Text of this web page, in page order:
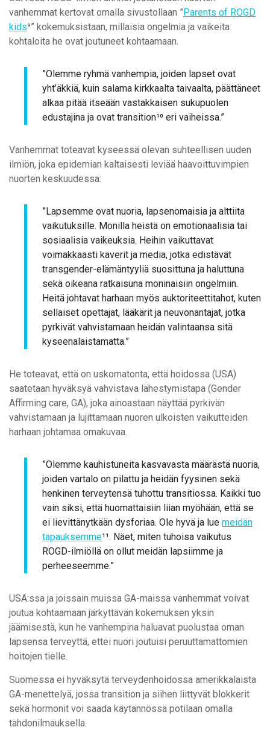
vanhemmat kertovat omalla sivustollaan ”Parents of ROGD
kids⁹” kokemuksistaan, millaisia ongelmia ja vaikeita
kohtaloita he ovat joutuneet kohtaamaan.
”Olemme ryhmä vanhempia, joiden lapset ovat
yht’äkkiä, kuin salama kirkkaalta taivaalta, päättäneet
alkaa pitää itseään vastakkaisen sukupuolen
edustajina ja ovat transition¹⁰ eri vaiheissa.”
Vanhemmat toteavat kyseessä olevan suhteellisen uuden
ilmiön, joka epidemian kaltaisesti leviää haavoittuvimpien
nuorten keskuudessa:
”Lapsemme ovat nuoria, lapsenomaisia ja alttiita
vaikutuksille. Monilla heistä on emotionaalisia tai
sosiaalisia vaikeuksia. Heihin vaikuttavat
voimakkaasti kaverit ja media, jotka edistävät
transgender-elämäntyyliä suosittuna ja haluttuna
sekä oikeana ratkaisuna moninaisiin ongelmiin.
Heitä johtavat harhaan myös auktoriteettitahot, kuten
sellaiset opettajat, lääkärit ja neuvonantajat, jotka
pyrkivät vahvistamaan heidän valintaansa sitä
kyseenalaistamatta.”
He toteavat, että on uskomatonta, että hoidossa (USA)
saatetaan hyväksyä vahvistava lähestymistapa (Gender
Affirming care, GA), joka ainoastaan näyttää pyrkivän
vahvistamaan ja lujittamaan nuoren ulkoisten vaikutteiden
harhaan johtamaa omakuvaa.
”Olemme kauhistuneita kasvavasta määrästä nuoria,
joiden vartalo on pilattu ja heidän fyysinen sekä
henkinen terveytensä tuhottu transitiossa. Kaikki tuo
vain siksi, että huomattaisiin liian myöhään, että se
ei lievittänytkään dysforiaa. Ole hyvä ja lue meidän
tapauksemme¹¹. Näet, miten tuhoisa vaikutus
ROGD-ilmiöllä on ollut meidän lapsiimme ja
perheeseemme.”
USA:ssa ja joissain muissa GA-maissa vanhemmat voivat
joutua kohtaamaan järkyttävän kokemuksen yksin
jäämisestä, kun he vanhempina haluavat puolustaa oman
lapsensa terveyttä, ettei nuori joutuisi peruuttamattomien
hoitojen tielle.
Suomessa ei hyväksytä terveydenhoidossa amerikkalaista
GA-menettelyä, jossa transition ja siihen liittyvät blokkerit
sekä hormonit voi saada käytännössä potilaan omalla
tahdonilmauksella.